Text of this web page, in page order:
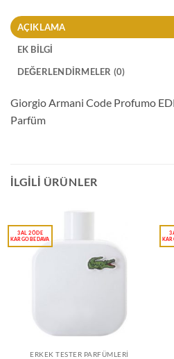
AÇIKLAMA
EK BILGI
DEĞERLENDIRMELER (0)
Giorgio Armani Code Profumo
Parfüm
İLGILI ÜRÜNLER
ERKEK TESTER PARFÜMLERI